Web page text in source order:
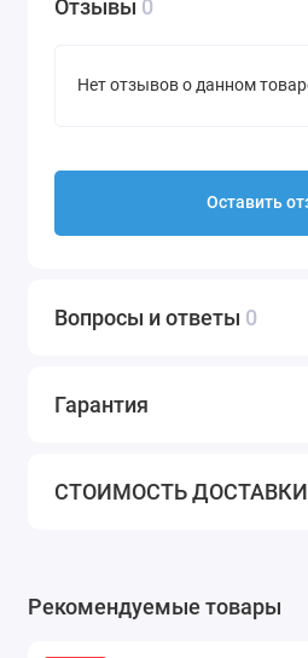
Отзывы 0
Нет отзывов о данном
Оставить
Вопросы и ответы 0
Гарантия
СТОИМОСТЬ ДОСТАВКИ
Рекомендуемые товары